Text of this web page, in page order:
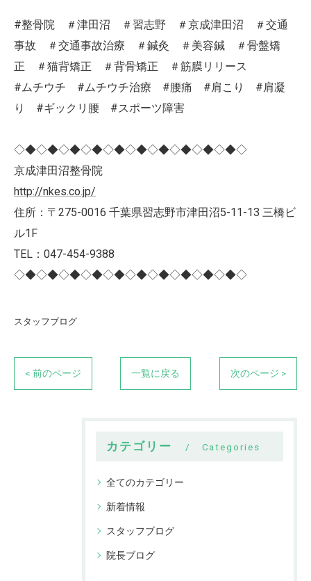
#整骨院 ＃津田沼 ＃習志野 ＃京成津田沼 ＃交通
事故 ＃交通事故治療 ＃鍼灸 ＃美容鍼 ＃骨盤矯
正 ＃猫背矯正 ＃背骨矯正 ＃筋膜リリース
#ムチウチ #ムチウチ治療 #腰痛 #肩こり #肩凝
り #ギックリ腰 #スポーツ障害
◇◆◇◆◇◆◇◆◇◆◇◆◇◆◇◆◇◆◇◆◇
京成津田沼整骨院
http://nkes.co.jp/
住所：〒275-0016 千葉県習志野市津田沼5-11-13 三橋ビ
ル1F
TEL：047-454-9388
◇◆◇◆◇◆◇◆◇◆◇◆◇◆◇◆◇◆◇◆◇
スタッフブログ
< 前のページ 一覧に戻る 次のページ >
カテゴリー Categories
全てのカテゴリー
新着情報
スタッフブログ
院長ブログ